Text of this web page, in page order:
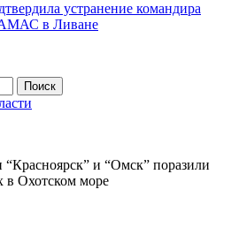
устранение командира
в Ливане
и “Омск” поразили
в Охотском море